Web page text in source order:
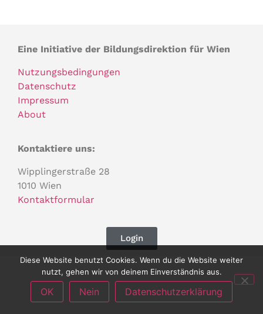
Eine Initiative der Bildungsdirektion für Wien
Nutzungsbedingungen
Datenschutz
Impressum
About
Kontaktiere uns:
Wipplingerstraße 28
1010 Wien
Kontaktformular
Login
Diese Website benutzt Cookies. Wenn du die Website weiter
nutzt, gehen wir von deinem Einverständnis aus.
OK Nein Datenschutzerklärung